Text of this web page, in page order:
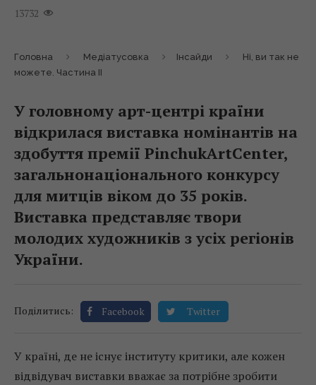
13732
Головна Медіатусовка Інсайди
Ні, ви так не
можете. Частина ІІ
У головному арт-центрі країни
відкрилася виставка номінантів на
здобуття премії PinchukArtCenter,
загальнонаціонального конкурсу
для митців віком до 35 років.
Виставка представляє твори
молодих художників з усіх регіонів
України.
Поділитись: Facebook Twitter
У країні, де не існує інституту критики, але кожен
відвідувач виставки вважає за потрібне зробити